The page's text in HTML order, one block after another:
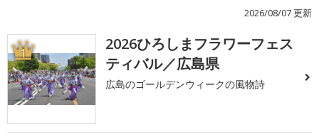
2026/08/07 更新
1
2026ひろしまフラワーフェス
ティバル／広島県
広島のゴールデンウィークの風物詩